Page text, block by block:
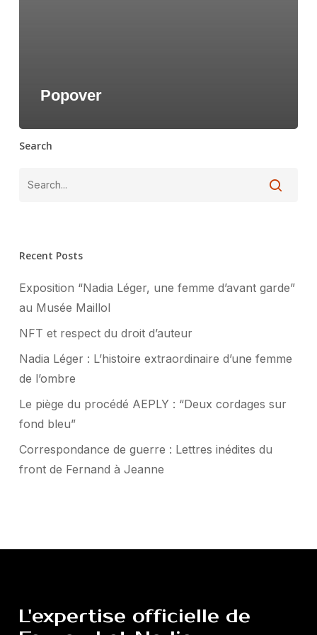
Popover
Search
Recent Posts
Exposition “Nadia Léger, une femme d’avant garde”
au Musée Maillol
NFT et respect du droit d’auteur
Nadia Léger : L’histoire extraordinaire d’une femme
de l’ombre
Le piège du procédé AEPLY : “Deux cordages sur
fond bleu”
Correspondance de guerre : Lettres inédites du
front de Fernand à Jeanne
L'expertise officielle de